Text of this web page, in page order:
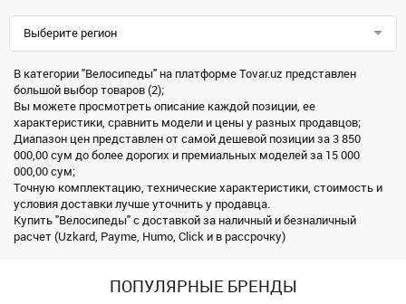
Выберите регион
В категории "Велосипеды" на платформе Tovar.uz представлен
большой выбор товаров (2);
Вы можете просмотреть описание каждой позиции, ее
характеристики, сравнить модели и цены у разных продавцов;
Диапазон цен представлен от самой дешевой позиции за 3 850
000,00 сум до более дорогих и премиальных моделей за 15 000
000,00 сум;
Точную комплектацию, технические характеристики, стоимость и
условия доставки лучше уточнить у продавца.
Купить "Велосипеды" с доставкой за наличный и безналичный
расчет (Uzkard, Payme, Humo, Click и в рассрочку)
ПОПУЛЯРНЫЕ БРЕНДЫ